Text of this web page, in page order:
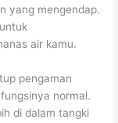
yang mengendap.
air kamu.
pengaman
normal.
di dalam tangki